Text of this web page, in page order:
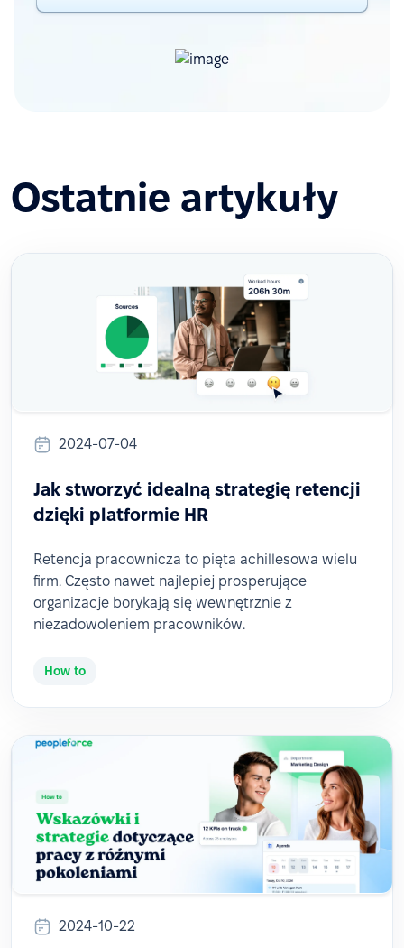
Ostatnie artykuły
2024-07-04
Jak stworzyć idealną strategię retencji
dzięki platformie HR
Retencja pracownicza to pięta achillesowa wielu
firm. Często nawet najlepiej prosperujące
organizacje borykają się wewnętrznie z
niezadowoleniem pracowników.
How to
2024-10-22